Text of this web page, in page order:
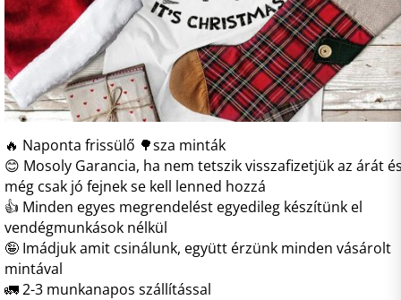
🔥 Naponta frissülő 🌳sza minták
😊 Mosoly Garancia, ha nem tetszik visszafizetjük az árát
még csak jó fejnek se kell lenned hozzá
👍 Minden egyes megrendelést egyedileg készítünk el
vendégmunkások nélkül
🤪 Imádjuk amit csinálunk, együtt érzünk minden vásárolt
mintával
🚛 2-3 munkanapos szállítással